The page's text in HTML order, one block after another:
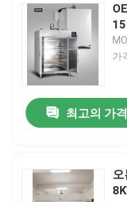
진공 건조기 오븐
궤도 진탕기 인큐
이산화탄소 항온기
환경 테스트 챔버
가
최고의 가격
오븐